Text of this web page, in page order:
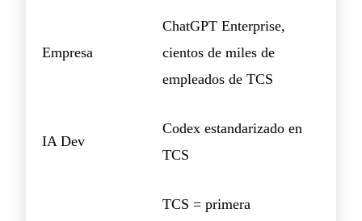
Empresa
ChatGPT Enterprise,
cientos de miles de
empleados de TCS
IA Dev
Codex estandarizado en
TCS
TCS = primera